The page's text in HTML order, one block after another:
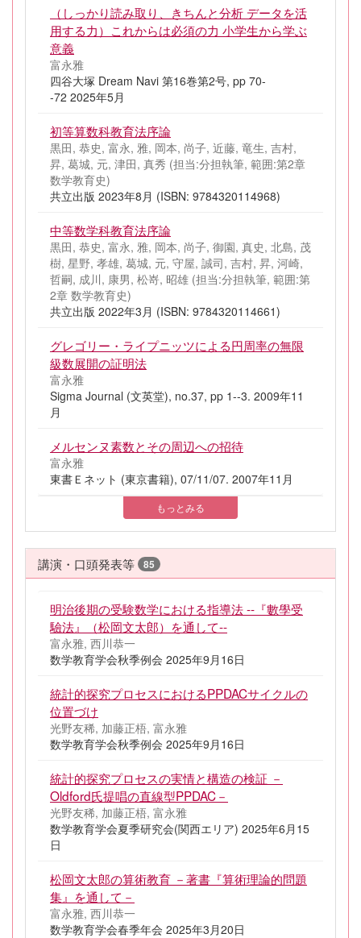
（しっかり読み取り、きちんと分析 データを活
用する力）これからは必須の力 小学生から学ぶ
意義
富永雅
四谷大塚 Dream Navi 第16巻第2号, pp 70-
-72 2025年5月
初等算数科教育法序論
黒田, 恭史, 富永, 雅, 岡本, 尚子, 近藤, 竜生, 吉村,
昇, 葛城, 元, 津田, 真秀 (担当:分担執筆, 範囲:第2章
数学教育史)
共立出版 2023年8月 (ISBN: 9784320114968)
中等数学科教育法序論
黒田, 恭史, 富永, 雅, 岡本, 尚子, 御園, 真史, 北島, 茂
樹, 星野, 孝雄, 葛城, 元, 守屋, 誠司, 吉村, 昇, 河崎,
哲嗣, 成川, 康男, 松嵜, 昭雄 (担当:分担執筆, 範囲:第
2章 数学教育史)
共立出版 2022年3月 (ISBN: 9784320114661)
グレゴリー・ライプニッツによる円周率の無限
級数展開の証明法
富永雅
Sigma Journal (文英堂), no.37, pp 1--3. 2009年11
月
メルセンヌ素数とその周辺への招待
富永雅
東書Ｅネット (東京書籍), 07/11/07. 2007年11月
もっとみる
講演・口頭発表等 85
明治後期の受験数学における指導法 --『數學受
驗法』（松岡文太郎）を通して--
富永雅, 西川恭一
数学教育学会秋季例会 2025年9月16日
統計的探究プロセスにおけるPPDACサイクルの
位置づけ
光野友稀, 加藤正梧, 富永雅
数学教育学会秋季例会 2025年9月16日
統計的探究プロセスの実情と構造の検証 －
Oldford氏提唱の直線型PPDAC－
光野友稀, 加藤正梧, 富永雅
数学教育学会夏季研究会(関西エリア) 2025年6月15
日
松岡文太郎の算術教育 －著書『算術理論的問題
集』を通して－
富永雅, 西川恭一
数学教育学会春季年会 2025年3月20日